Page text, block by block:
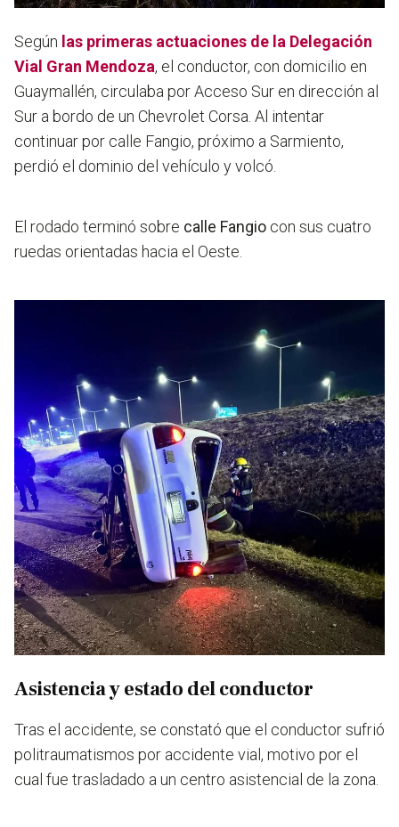
Según las primeras actuaciones de la Delegación
Vial Gran Mendoza, el conductor, con domicilio en
Guaymallén, circulaba por Acceso Sur en dirección al
Sur a bordo de un Chevrolet Corsa. Al intentar
continuar por calle Fangio, próximo a Sarmiento,
perdió el dominio del vehículo y volcó.
El rodado terminó sobre calle Fangio con sus cuatro
ruedas orientadas hacia el Oeste.
Asistencia y estado del conductor
Tras el accidente, se constató que el conductor sufrió
politraumatismos por accidente vial, motivo por el
cual fue trasladado a un centro asistencial de la zona.